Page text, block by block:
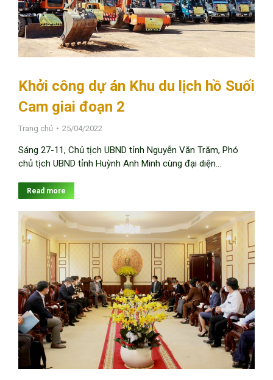
Khởi công dự án Khu du lịch hồ Suối
Cam giai đoạn 2
Trang chủ 25/04/2022
Sáng 27-11, Chủ tịch UBND tỉnh Nguyễn Văn Trăm, Phó
chủ tịch UBND tỉnh Huỳnh Anh Minh cùng đại diện…
Read more